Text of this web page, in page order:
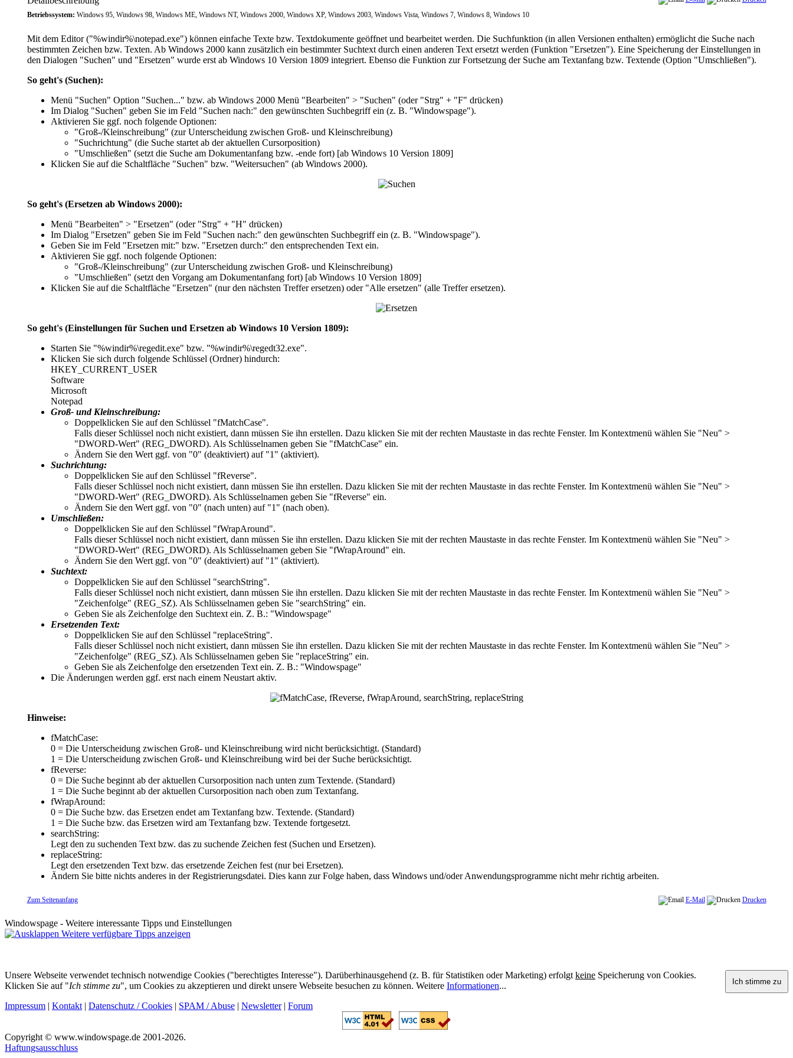
Betriebssystem: Windows 95, Windows 98, Windows ME, Windows NT, Windows 2000, Windows XP, Windows 2003, Windows Vista, Windows 7, Windows 8, Windows 10
Mit dem Editor ("%windir%\notepad.exe") können einfache Texte bzw. Textdokumente geöffnet und bearbeitet werden. Die Suchfunktion (in allen Versionen enthalten) ermöglicht die Suche nach
bestimmten Zeichen bzw. Texten. Ab Windows 2000 kann zusätzlich ein bestimmter Suchtext durch einen anderen Text ersetzt werden (Funktion "Ersetzen"). Eine Speicherung der Einstellungen in
den Dialogen "Suchen" und "Ersetzen" wurde erst ab Windows 10 Version 1809 integriert. Ebenso die Funktion zur Fortsetzung der Suche am Textanfang bzw. Textende (Option "Umschließen").
So geht's (Suchen):
Menü "Suchen" Option "Suchen..." bzw. ab Windows 2000 Menü "Bearbeiten" > "Suchen" (oder "Strg" + "F" drücken)
Im Dialog "Suchen" geben Sie im Feld "Suchen nach:" den gewünschten Suchbegriff ein (z. B. "Windowspage").
Aktivieren Sie ggf. noch folgende Optionen:
"Groß-/Kleinschreibung" (zur Unterscheidung zwischen Groß- und Kleinschreibung)
"Suchrichtung" (die Suche startet ab der aktuellen Cursorposition)
"Umschließen" (setzt die Suche am Dokumentanfang bzw. -ende fort) [ab Windows 10 Version 1809]
Klicken Sie auf die Schaltfläche "Suchen" bzw. "Weitersuchen" (ab Windows 2000).
So geht's (Ersetzen ab Windows 2000):
Menü "Bearbeiten" > "Ersetzen" (oder "Strg" + "H" drücken)
Im Dialog "Ersetzen" geben Sie im Feld "Suchen nach:" den gewünschten Suchbegriff ein (z. B. "Windowspage").
Geben Sie im Feld "Ersetzen mit:" bzw. "Ersetzen durch:" den entsprechenden Text ein.
Aktivieren Sie ggf. noch folgende Optionen:
"Groß-/Kleinschreibung" (zur Unterscheidung zwischen Groß- und Kleinschreibung)
"Umschließen" (setzt den Vorgang am Dokumentanfang fort) [ab Windows 10 Version 1809]
Klicken Sie auf die Schaltfläche "Ersetzen" (nur den nächsten Treffer ersetzen) oder "Alle ersetzen" (alle Treffer ersetzen).
So geht's (Einstellungen für Suchen und Ersetzen ab Windows 10 Version 1809):
Starten Sie "%windir%\regedit.exe" bzw. "%windir%\regedt32.exe".
Klicken Sie sich durch folgende Schlüssel (Ordner) hindurch:
HKEY_CURRENT_USER
Software
Microsoft
Notepad
Groß- und Kleinschreibung:
Doppelklicken Sie auf den Schlüssel "fMatchCase".
Falls dieser Schlüssel noch nicht existiert, dann müssen Sie ihn erstellen. Dazu klicken Sie mit der rechten Maustaste in das rechte Fenster. Im Kontextmenü wählen Sie "Neu" >
"DWORD-Wert" (REG_DWORD). Als Schlüsselnamen geben Sie "fMatchCase" ein.
Ändern Sie den Wert ggf. von "0" (deaktiviert) auf "1 " (aktiviert).
Suchrichtung:
Doppelklicken Sie auf den Schlüssel "fReverse".
Falls dieser Schlüssel noch nicht existiert, dann müssen Sie ihn erstellen. Dazu klicken Sie mit der rechten Maustaste in das rechte Fenster. Im Kontextmenü wählen Sie "Neu" >
"DWORD-Wert" (REG_DWORD). Als Schlüsselnamen geben Sie "fReverse" ein.
Ändern Sie den Wert ggf. von "0" (nach unten) auf "1 " (nach oben).
Umschließen:
Doppelklicken Sie auf den Schlüssel "fWrapAround".
Falls dieser Schlüssel noch nicht existiert, dann müssen Sie ihn erstellen. Dazu klicken Sie mit der rechten Maustaste in das rechte Fenster. Im Kontextmenü wählen Sie "Neu" >
"DWORD-Wert" (REG_DWORD). Als Schlüsselnamen geben Sie "fWrapAround" ein.
Ändern Sie den Wert ggf. von "0" (deaktiviert) auf "1 " (aktiviert).
Suchtext:
Doppelklicken Sie auf den Schlüssel "searchString".
Falls dieser Schlüssel noch nicht existiert, dann müssen Sie ihn erstellen. Dazu klicken Sie mit der rechten Maustaste in das rechte Fenster. Im Kontextmenü wählen Sie "Neu" >
"Zeichenfolge" (REG_SZ). Als Schlüsselnamen geben Sie "searchString" ein.
Geben Sie als Zeichenfolge den Suchtext ein. Z. B.: "Windowspage"
Ersetzenden Text:
Doppelklicken Sie auf den Schlüssel "replaceString".
Falls dieser Schlüssel noch nicht existiert, dann müssen Sie ihn erstellen. Dazu klicken Sie mit der rechten Maustaste in das rechte Fenster. Im Kontextmenü wählen Sie "Neu" >
"Zeichenfolge" (REG_SZ). Als Schlüsselnamen geben Sie "replaceString" ein.
Geben Sie als Zeichenfolge den ersetzenden Text ein. Z. B.: "Windowspage"
Die Änderungen werden ggf. erst nach einem Neustart aktiv.
Hinweise:
fMatchCase:
0 = Die Unterscheidung zwischen Groß- und Kleinschreibung wird nicht berücksichtigt. (Standard)
1 = Die Unterscheidung zwischen Groß- und Kleinschreibung wird bei der Suche berücksichtigt.
fReverse:
0 = Die Suche beginnt ab der aktuellen Cursorposition nach unten zum Textende. (Standard)
1 = Die Suche beginnt ab der aktuellen Cursorposition nach oben zum Textanfang.
fWrapAround:
0 = Die Suche bzw. das Ersetzen endet am Textanfang bzw. Textende. (Standard)
1 = Die Suche bzw. das Ersetzen wird am Textanfang bzw. Textende fortgesetzt.
searchString:
Legt den zu suchenden Text bzw. das zu suchende Zeichen fest (Suchen und Ersetzen).
replaceString:
Legt den ersetzenden Text bzw. das ersetzende Zeichen fest (nur bei Ersetzen).
Ändern Sie bitte nichts anderes in der Registrierungsdatei. Dies kann zur Folge haben, dass Windows und/oder Anwendungsprogramme nicht mehr richtig arbeiten.
Zum Seitenanfang E-Mail Drucken
Windowspage - Weitere interessante Tipps und Einstellungen
Weitere verfügbare Tipps anzeigen
Unsere Webseite verwendet technisch notwendige Cookies ("berechtigtes Interesse"). Darüberhinausgehend (z. B. für Statistiken oder Marketing) erfolgt keine Speicherung von Cookies.
Klicken Sie auf "Ich stimme zu", um Cookies zu akzeptieren und direkt unsere Webseite besuchen zu können. Weitere Informationen...
Impressum | Kontakt | Datenschutz / Cookies | SPAM / Abuse | Newsletter| Forum
Copyright © www.windowspage.de 2001-2026.
Haftungsausschluss